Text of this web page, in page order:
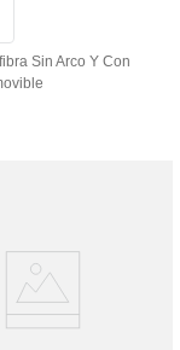
Sin Arco Y Con